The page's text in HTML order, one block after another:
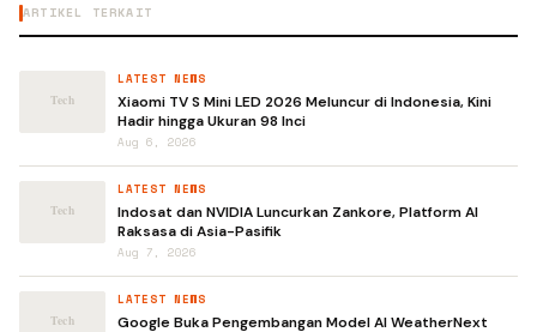
ARTIKEL TERKAIT
LATEST NEWS
Xiaomi TV S Mini LED 2026 Meluncur di Indonesia, Kini
Hadir hingga Ukuran 98 Inci
Aug 6, 2026
LATEST NEWS
Indosat dan NVIDIA Luncurkan Zankore, Platform AI
Raksasa di Asia-Pasifik
Aug 7, 2026
LATEST NEWS
Google Buka Pengembangan Model AI WeatherNext